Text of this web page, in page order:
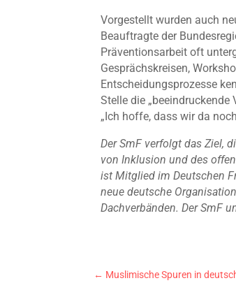
Vorgestellt wurden auch
Beauftragte der
Präventionsarbeit oft
Gesprächskreisen,
Entscheidungsprozesse
Stelle die
„Ich hoffe, dass wir da
Der SmF verfolgt das Ziel,
von Inklusion und des
ist Mitglied im Deutschen
neue deutsche
Dachverbänden. Der SmF
← Muslimische Spuren in